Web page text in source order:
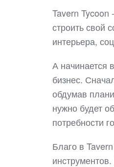
Tavern Tycoon
строить свой
интерьера,
А начинается
бизнес.
обдумав
нужно будет
потребности
Благо в